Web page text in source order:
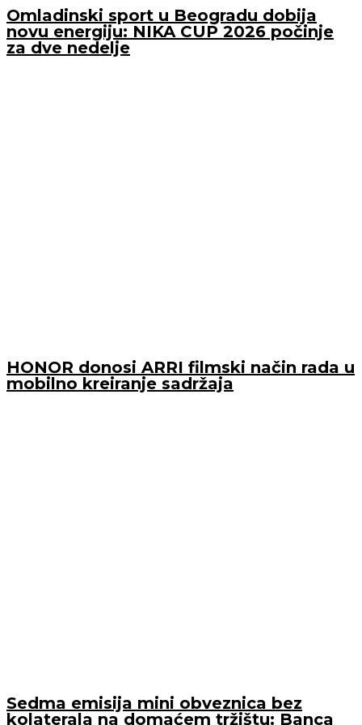
Omladinski sport u Beogradu dobija
novu energiju: NIKA CUP 2026 počinje
za dve nedelje
HONOR donosi ARRI filmski način rada u
mobilno kreiranje sadržaja
Sedma emisija mini obveznica bez
kolaterala na domaćem tržištu: Banca